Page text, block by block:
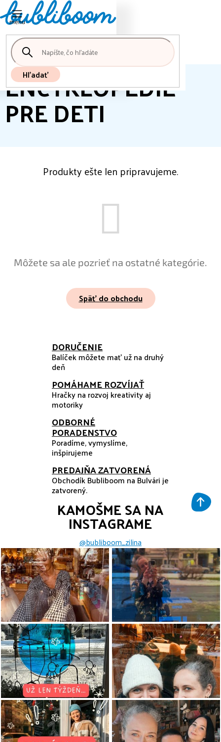
Prejsť
na
obsah
Hľadať
košík
ENCYKLOPÉDIE
PRE DETI
Produkty ešte len pripravujeme.
Môžete sa ale pozrieť na ostatné kategórie.
Späť do obchodu
DORUČENIE
Balíček môžete mať už na druhý
deň
POMÁHAME ROZVÍJAŤ
Hračky na rozvoj kreativity aj
motoriky
ODBORNÉ
PORADENSTVO
Poradíme, vymyslíme,
inšpirujeme
PREDAJŇA ZATVORENÁ
Obchodík Bubliboom na Bulvári je
zatvorený.
KAMOŠME SA NA
INSTAGRAME
@bubliboom_zilina